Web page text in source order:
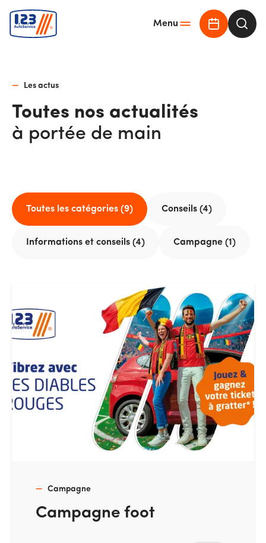
Menu
Demander
Les actus
Toutes nos actualités
à portée de main
Toutes les catégories (9) Conseils (4)
Informations et conseils (4) Campagne (1)
Campagne
Campagne foot